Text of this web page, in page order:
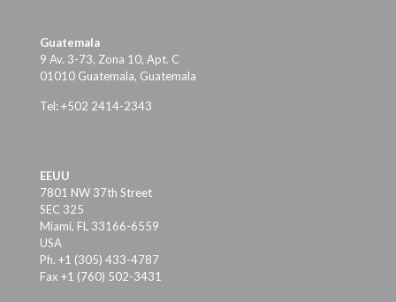
Guatemala
9 Av. 3-73, Zona 10, Apt. C
01010 Guatemala, Guatemala
Tel: +502 2414-2343
EEUU
7801 NW 37th Street
SEC 325
Miami, FL 33166-6559
USA
Ph. +1 (305) 433-4787
Fax +1 (760) 502-3431